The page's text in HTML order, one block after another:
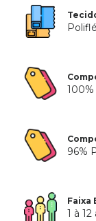
96%
Faixa
1 à